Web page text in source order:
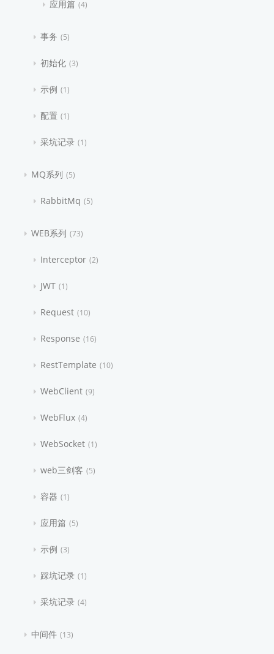
应用篇 4
事务 5
初始化 3
示例 1
配置 1
采坑记录 1
MQ系列 5
RabbitMq 5
WEB系列 73
Interceptor 2
JWT 1
Request 10
Response 16
RestTemplate 10
WebClient 9
WebFlux 4
WebSocket 1
web三剑客 5
容器 1
应用篇 5
示例 3
踩坑记录 1
采坑记录 4
中间件 13